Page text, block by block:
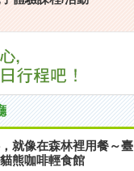
就像在森林裡用餐～臺
熊咖啡輕食館